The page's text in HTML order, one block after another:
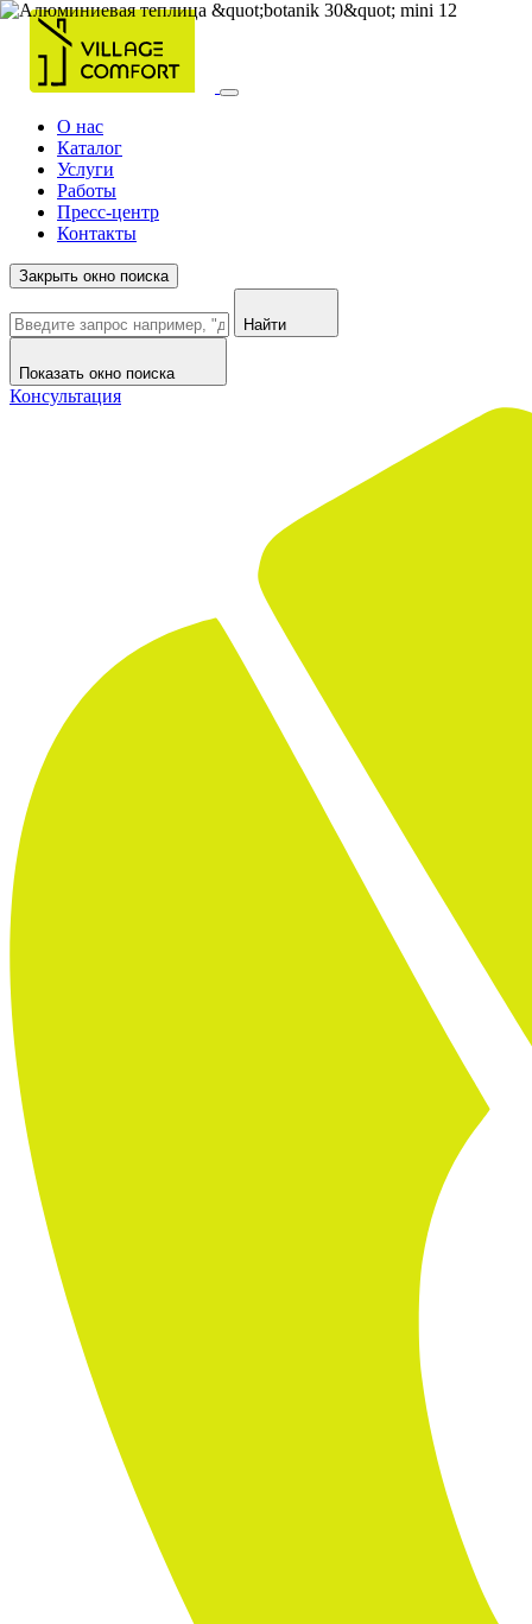
О нас
Каталог
Услуги
Работы
Пресс-центр
Контакты
Закрыть окно поиска
Найти
Показать окно поиска
Консультация